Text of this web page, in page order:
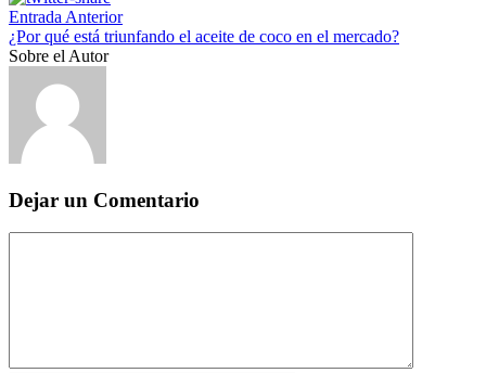
Entrada Anterior
¿Por qué está triunfando el aceite de coco en el mercado?
Sobre el Autor
Dejar un Comentario